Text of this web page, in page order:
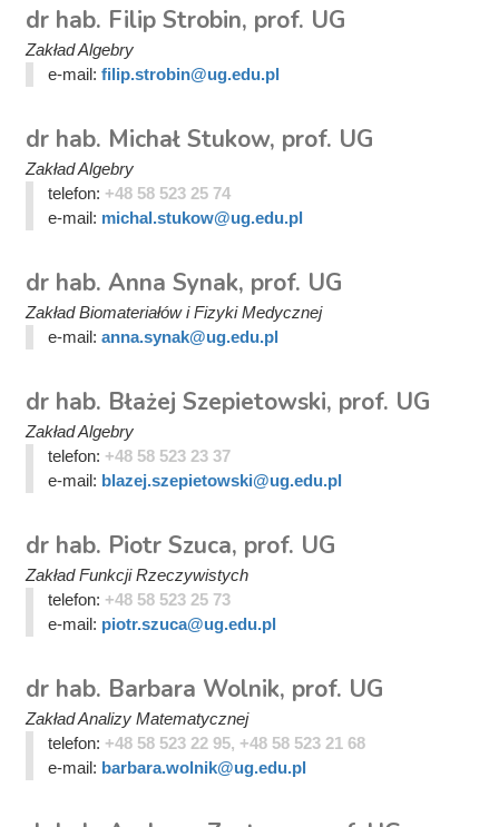
dr hab. Filip Strobin, prof. UG
Zakład Algebry
e-mail: filip.strobin@ug.edu.pl
dr hab. Michał Stukow, prof. UG
Zakład Algebry
telefon: +48 58 523 25 74
e-mail: michal.stukow@ug.edu.pl
dr hab. Anna Synak, prof. UG
Zakład Biomateriałów i Fizyki Medycznej
e-mail: anna.synak@ug.edu.pl
dr hab. Błażej Szepietowski, prof. UG
Zakład Algebry
telefon: +48 58 523 23 37
e-mail: blazej.szepietowski@ug.edu.pl
dr hab. Piotr Szuca, prof. UG
Zakład Funkcji Rzeczywistych
telefon: +48 58 523 25 73
e-mail: piotr.szuca@ug.edu.pl
dr hab. Barbara Wolnik, prof. UG
Zakład Analizy Matematycznej
telefon: +48 58 523 22 95, +48 58 523 21 68
e-mail: barbara.wolnik@ug.edu.pl